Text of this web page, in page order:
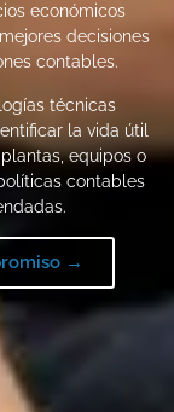
económicos
decisiones
contables.
técnicas
la vida útil
equipos o
contables
→